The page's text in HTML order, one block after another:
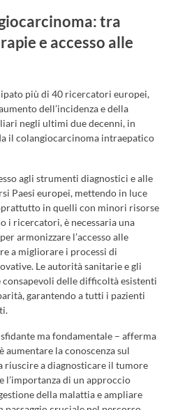
tra
e accesso alle
più di 40 ricercatori europei,
dell’incidenza e della
negli ultimi due decenni, in
il colangiocarcinoma intraepatico
agli strumenti diagnostici e alle
Paesi europei, mettendo in luce
in quelli con minori risorse
i ricercatori, è necessaria una
armonizzare l’accesso alle
a migliorare i processi di
Le autorità sanitarie e gli
delle difficoltà esistenti
garantendo a tutti i pazienti
ma fondamentale – afferma
aumentare la conoscenza sul
riuscire a diagnosticare il tumore
l’importanza di un approccio
della malattia e ampliare